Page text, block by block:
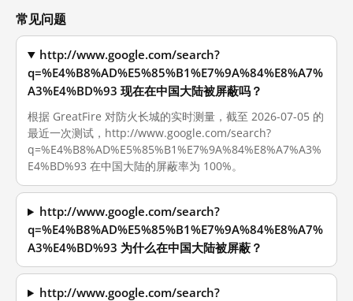
常见问题
http://www.google.com/search?
q=%E4%B8%AD%E5%85%B1%E7%9A%84%E8%A7%
A3%E4%BD%93 现在在中国大陆被屏蔽吗？
根据 GreatFire 对防火长城的实时测量，截至 2026-07-05 的
最近一次测试，http://www.google.com/search?
q=%E4%B8%AD%E5%85%B1%E7%9A%84%E8%A7%A3%
E4%BD%93 在中国大陆的屏蔽率为 100%。
http://www.google.com/search?
q=%E4%B8%AD%E5%85%B1%E7%9A%84%E8%A7%
A3%E4%BD%93 为什么在中国大陆被屏蔽？
http://www.google.com/search?